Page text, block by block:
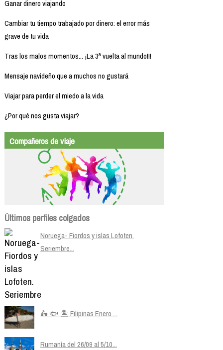
Ganar dinero viajando
Cambiar tu tiempo trabajado por dinero: el error más
grave de tu vida
Tras los malos momentos... ¡La 3ª vuelta al mundo!!!
Mensaje navideño que a muchos no gustará
Viajar para perder el miedo a la vida
¿Por qué nos gusta viajar?
Compañeros de viaje
Últimos perfiles colgados
Noruega- Fiordos y islas Lofoten.
Seriembre...
🛵 🐟 🏝️ Filipinas Enero ...
Rumanía del 26/09 al 5/10...